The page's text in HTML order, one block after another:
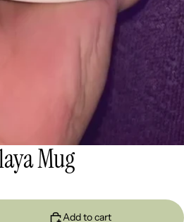
Mug
Add to cart